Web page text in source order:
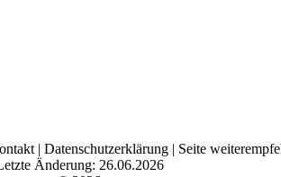
| Datenschutzerklärung| Seite
Änderung: 26.06.2026